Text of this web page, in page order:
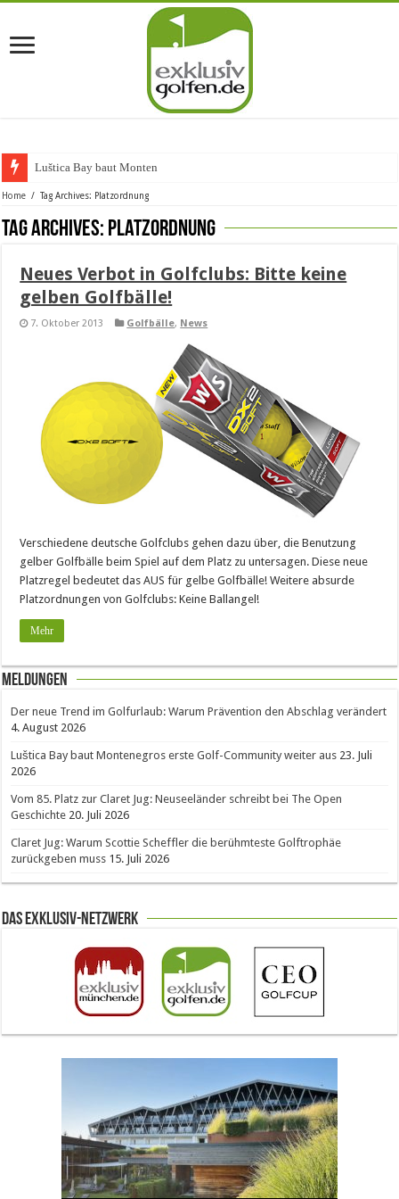
Luštica Bay baut Montenegros
Home / Tag Archives: Platzordnung
Tag Archives: Platzordnung
Neues Verbot in Golfclubs: Bitte keine
gelben Golfbälle!
7. Oktober 2013 Golfbälle, News
Verschiedene deutsche Golfclubs gehen dazu über, die Benutzung
gelber Golfbälle beim Spiel auf dem Platz zu untersagen. Diese neue
Platzregel bedeutet das AUS für gelbe Golfbälle! Weitere absurde
Platzordnungen von Golfclubs: Keine Ballangel!
Mehr
Meldungen
Der neue Trend im Golfurlaub: Warum Prävention den Abschlag verändert
4. August 2026
Luštica Bay baut Montenegros erste Golf-Community weiter aus 23. Juli
2026
Vom 85. Platz zur Claret Jug: Neuseeländer schreibt bei The Open
Geschichte 20. Juli 2026
Claret Jug: Warum Scottie Scheffler die berühmteste Golftrophäe
zurückgeben muss 15. Juli 2026
Das Exklusiv-Netzwerk
The Open 2026 in Royal Birkdale: Warum der